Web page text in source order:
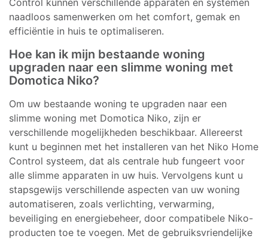
Control kunnen verschillende apparaten en systemen
naadloos samenwerken om het comfort, gemak en
efficiëntie in huis te optimaliseren.
Hoe kan ik mijn bestaande woning
upgraden naar een slimme woning met
Domotica Niko?
Om uw bestaande woning te upgraden naar een
slimme woning met Domotica Niko, zijn er
verschillende mogelijkheden beschikbaar. Allereerst
kunt u beginnen met het installeren van het Niko Home
Control systeem, dat als centrale hub fungeert voor
alle slimme apparaten in uw huis. Vervolgens kunt u
stapsgewijs verschillende aspecten van uw woning
automatiseren, zoals verlichting, verwarming,
beveiliging en energiebeheer, door compatibele Niko-
producten toe te voegen. Met de gebruiksvriendelijke